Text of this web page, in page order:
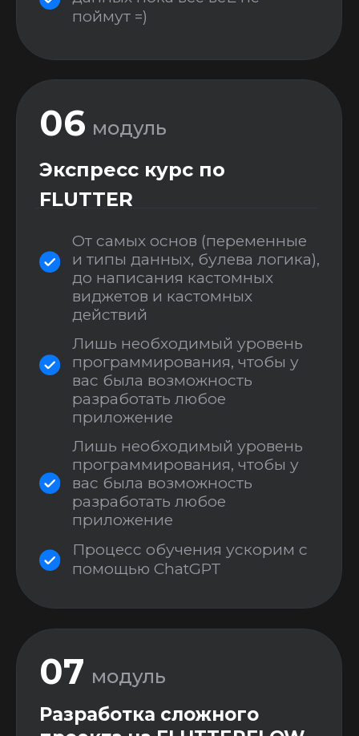
Сделаем мобильное
Подключим покупки в
приложение и научимся
выплаты
08модуль
Аналитика в приложении
Научимся отслеживать
жизненно важные метрики,
для успеха вашего
приложения
09
модуль
Публикация приложения
Вместе пройдем весь путь по
открытый доступ:
Как подписать приложение и
Создание юридических